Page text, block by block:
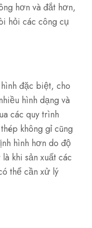
hơn và đắt hơn,
hỏi các công cụ
đặc biệt, cho
hình dạng và
các quy trình
không gỉ cũng
hình hơn do độ
khi sản xuất các
thể cần xử lý